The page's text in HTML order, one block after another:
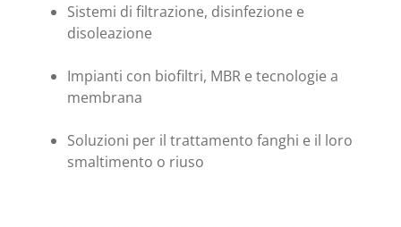
Sistemi di filtrazione, disinfezione e
disoleazione
Impianti con biofiltri, MBR e tecnologie a
membrana
Soluzioni per il trattamento fanghi e il loro
smaltimento o riuso